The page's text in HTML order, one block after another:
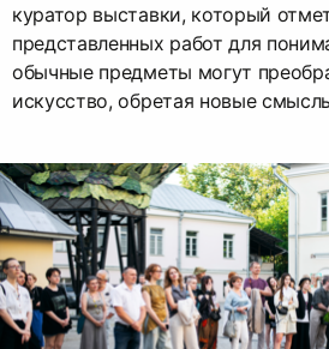
куратор выставки, который
представленных работ для
обычные предметы могут
искусство, обретая новые